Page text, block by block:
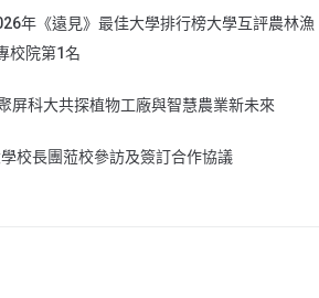
年《遠見》最佳大學排行榜大學互評農林漁
校院第1名
屏科大共探植物工廠與智慧農業新未來
校長團蒞校參訪及簽訂合作協議